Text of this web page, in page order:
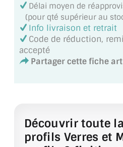
MIROIR ENCADRÉ
MIROIR TV
VERRE SUR MESURE
PAROI DE DOUCHE
Délai moyen de
(pour qté supérieur au
Info livraison et retrait
Code de réduction,
accepté
Partager cette fiche
Découvrir toute
profils Verres et